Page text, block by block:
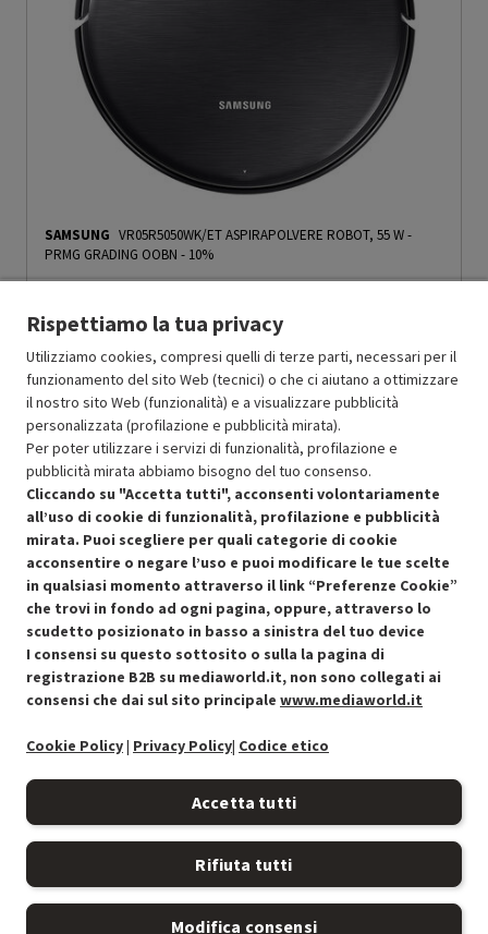
SAMSUNG VR05R5050WK/ET ASPIRAPOLVERE ROBOT, 55 W-
PRMG GRADING OOBN - 10%
O : Confezione originale integra
: Accessori principali presenti
B: Estetica prodotto ottima
N: Prodotto funzionante
Prodotto Nuovo 449.00 -10%
Ricondizionato 404.10
Aggiungi al carrello
Condizioni generali di vendita Recedere dal contratto qui
Rispettiamo la tua privacy
Utilizziamo cookies, compresi quelli di terze parti, necessari per il
funzionamento del sito Web (tecnici) o che ci aiutano a ottimizzare
il nostro sito Web (funzionalità) e a visualizzare pubblicità
personalizzata (profilazione e pubblicità mirata).
Per poter utilizzare i servizi di funzionalità, profilazione e
pubblicità mirata abbiamo bisogno del tuo consenso.
Cliccando su "Accetta tutti", acconsenti volontariamente
all’uso di cookie di funzionalità, profilazione e pubblicità
mirata. Puoi scegliere per quali categorie di cookie
acconsentire o negare l’uso e puoi modificare le tue scelte
in qualsiasi momento attraverso il link “Preferenze Cookie”
che trovi in fondo ad ogni pagina, oppure, attraverso lo
scudetto posizionato in basso a sinistra del tuo device
I consensi su questo sottosito o sulla la pagina di
registrazione B2B su mediaworld.it, non sono collegati ai
consensi che dai sul sito principale www.mediaworld.it
Cookie Policy| Privacy Policy| Codice etico
Accetta tutti
Rifiuta tutti
Modifica consensi